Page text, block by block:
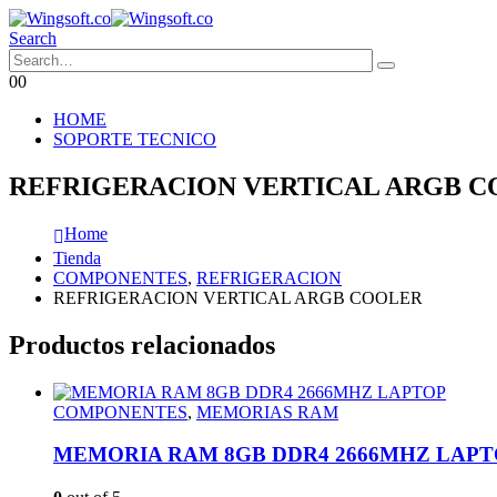
Search
00
HOME
SOPORTE TECNICO
REFRIGERACION VERTICAL ARGB
Home
Tienda
COMPONENTES, REFRIGERACION
REFRIGERACION VERTICAL ARGB COOLER
Productos relacionados
COMPONENTES, MEMORIAS RAM
MEMORIA RAM 8GB DDR4 2666MHZ